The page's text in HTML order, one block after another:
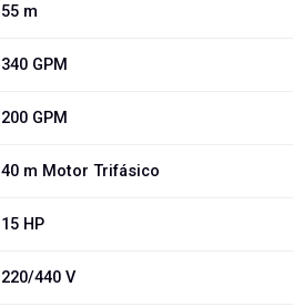
55 m
340 GPM
200 GPM
40 m Motor Trifásico
15 HP
220/440 V